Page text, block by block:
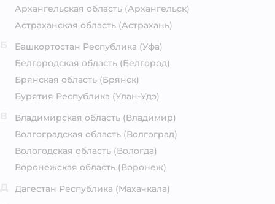
Архангельская область (Архангельск)
Астраханская область (Астрахань)
Башкортостан Республика (Уфа)
Белгородская область (Белгород)
Брянская область (Брянск)
Бурятия Республика (Улан-Удэ)
Владимирская область (Владимир)
Волгоградская область (Волгоград)
Вологодская область (Вологда)
Воронежская область (Воронеж)
Дагестан Республика (Махачкала)